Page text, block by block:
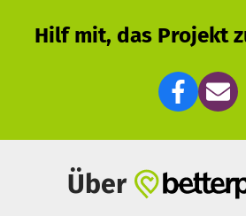
abgestimmten Seminaren und
KölnerKinderUni mit den Inhalten
Musik auf altersgerechtem Niveau
bringen Dozent*innen und
Universität sowie externe
Mehr Infos zum Chor finden Sie unter
www.koelnerkinderuni-chor.de
Hilf mit, das Projekt
Über